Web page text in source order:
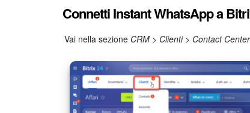
Connetti Instant WhatsApp a
Vai nella sezione CRM > Clienti> Contact Center